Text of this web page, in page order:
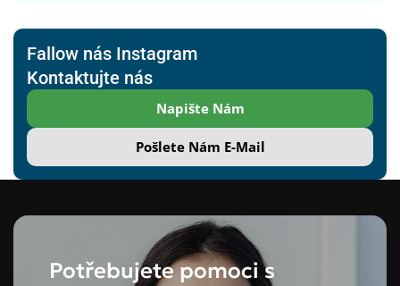
Fallow nás Instagram
Kontaktujte nás
Napište Nám
Pošlete Nám E-Mail
Potřebujete pomoci s